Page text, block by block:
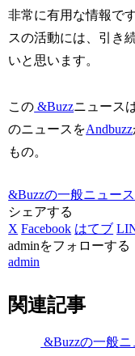
非常に有用な情報で
スの活動には、引き
いと思います。
この &Buzzニュース
のニュースをAndbuzz
もの。
&Buzzの一般ニュース
シェアする
X Facebook はてブ
adminをフォローする
admin
関連記事
&Buzzの一般ニ